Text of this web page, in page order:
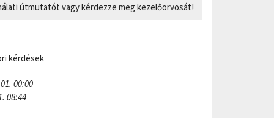
útmutatót vagy kérdezze meg kezelőorvosát!
kérdések
00:00
08:44